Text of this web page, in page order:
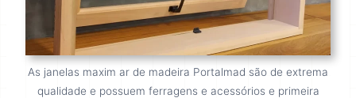
As janelas maxim ar de madeira Portalmad são de extrema
qualidade e possuem ferragens e acessórios e primeira